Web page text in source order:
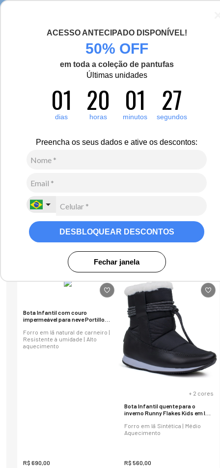
ACESSO ANTECIPADO DISPONÍVEL!
50% OFF
em toda a coleção de pantufas
Últimas unidades
01
dias 20
horas 01
minutos 26
segundos
Preencha os seus dados e ative os descontos:
DESBLOQUEAR DESCONTOS
Fechar janela
Botas infantis
Pés aquecidos e confortáveis são fundamentais para aproveitar
destinos com neve e dias de inverno, especialmente para as crianças.
calçados para o frio que podem ser usados no dia a dia.
Bota Infantil com couro
impermeável para neve Portillo
Forro em lã natural de carneiro |
Resistente à umidade | Alto
aquecimento
R$ 690,00
+ 2 cores
Bota Infantil quente para o
inverno Runny Flakes Kids em lã
Forro em lã Sintética | Médio
Aquecimento
R$ 560,00